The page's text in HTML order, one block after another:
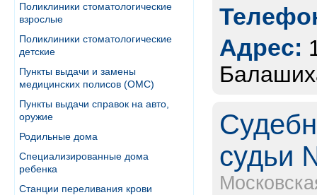
Поликлиники стоматологические
взрослые
Поликлиники стоматологические
детские
Пункты выдачи и замены
медицинских полисов (ОМС)
Пункты выдачи справок на авто,
оружие
Родильные дома
Специализированные дома
ребенка
Станции переливания крови
Адрес:
судьи